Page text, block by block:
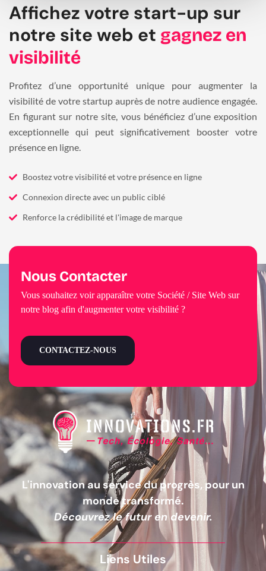
Affichez votre start-up sur
notre site web et gagnez en
visibilité
Profitez d’une opportunité unique pour augmenter la
visibilité de votre startup auprès de notre audience engagée.
En figurant sur notre site, vous bénéficiez d’une exposition
exceptionnelle qui peut significativement booster votre
présence en ligne.
Boostez votre visibilité et votre présence en ligne
Connexion directe avec un public ciblé
Renforce la crédibilité et l'image de marque
L'innovation au service du progrès, pour un
monde transformé.
Découvrez le futur en devenir.
Liens Utiles
Nous Contacter
Vous souhaitez voir apparaître votre Société / Site Web sur
notre blog afin d'augmenter votre visibilité ?
CONTACTEZ-NOUS